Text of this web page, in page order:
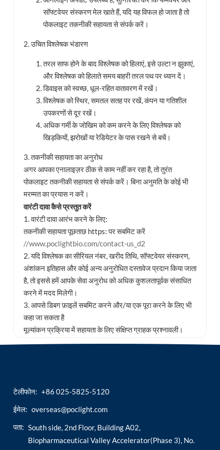
सॉफ्टवेयर संस्करण मेल खाते हैं, यदि यह विफल हो जाता है तो
पोकलाइट तकनीकी सहायता से संपर्क करें।
2. उचित विश्लेषक भंडारण
तरल साफ होने के बाद विश्लेषक को हिलाएं, इसे उल्टा न झुकाएं,
और विश्लेषक को हिलाते समय बाहरी तरल पथ पर ध्यान दें।
डिवाइस को स्वच्छ, धूल-रहित वातावरण में रखें।
विश्लेषक को स्थिर, समतल सतह पर रखें, कंपन या गतिशील
उपकरणों से दूर रखें।
अधिक गर्मी के जोखिम को कम करने के लिए विश्लेषक को
खिड़कियों, झरोखों या रेडियेटर के पास रखने से बचें।
3. तकनीकी सहायता का अनुरोध
अगर आपका एनालाइज़र ठीक से काम नहीं कर रहा है, तो तुरंत
पोकलाइट तकनीकी सहायता से संपर्क करें। बिना अनुमति के कोई भी
मरम्मत का प्रयास न करें।
वारंटी दावा कैसे प्रस्तुत करें
1. वारंटी दावा आरंभ करने के लिए:
तकनीकी सहायता पूछताछ https: पर सबमिट करें
//www.poclightbio.com/contact-us_d2
2. यदि विश्लेषक का सीरियल नंबर, खरीद तिथि, सॉफ्टवेयर संस्करण,
अंशांकन इतिहास और कोई अन्य अनुरोधित दस्तावेज प्रदान किया जाता
है, तो इससे हमें आपके सेवा अनुरोध को अधिक कुशलतापूर्वक संसाधित
करने में मदद मिलेगी।
3. आपसे डिबग फ़ाइलें सबमिट करने और/या एक पूरा करने के लिए भी
कहा जा सकता है
मूल्यांकन प्रक्रिया में सहायता के लिए संक्षिप्त ग्राहक प्रश्नावली।
टेलीफोन: +86 025-5825-5120
ईमेल: overseas@poclight.com
पता: South side, 2nd Floor, Building A02,
Biopharmaceutical Valley Accelerator(Phase 3), No.